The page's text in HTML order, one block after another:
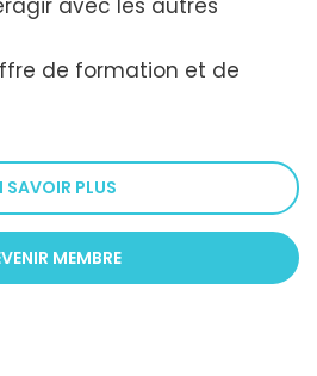
avec les autres
de formation et de
SAVOIR PLUS
MEMBRE